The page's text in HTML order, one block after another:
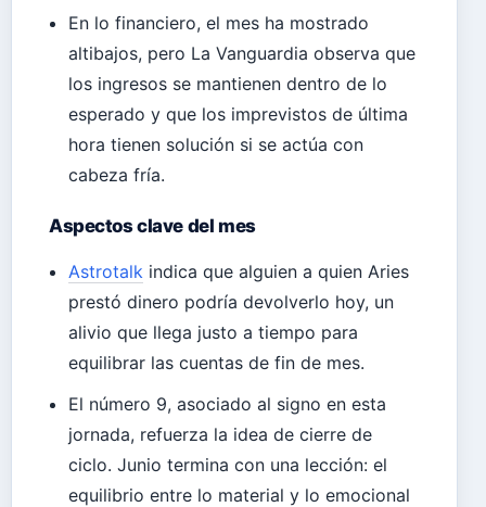
En lo financiero, el mes ha mostrado
altibajos, pero La Vanguardia observa que
los ingresos se mantienen dentro de lo
esperado y que los imprevistos de última
hora tienen solución si se actúa con
cabeza fría.
Aspectos clave del mes
Astrotalk indica que alguien a quien Aries
prestó dinero podría devolverlo hoy, un
alivio que llega justo a tiempo para
equilibrar las cuentas de fin de mes.
El número 9, asociado al signo en esta
jornada, refuerza la idea de cierre de
ciclo. Junio termina con una lección: el
equilibrio entre lo material y lo emocional